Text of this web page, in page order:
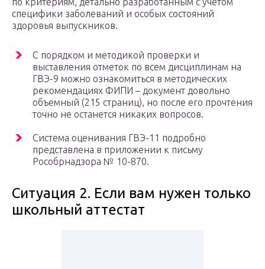
специфики заболеваний и особых состояний
здоровья выпускников.
С порядком и методикой проверки и
выставления отметок по всем дисциплинам на
ГВЭ-9 можно ознакомиться в методических
рекомендациях ФИПИ – документ довольно
объемный (215 страниц), но после его прочтения
точно не останется никаких вопросов.
Система оценивания ГВЭ-11 подробно
представлена в приложении к письму
Рособрнадзора № 10-870.
Ситуация 2. Если вам нужен только
школьный аттестат